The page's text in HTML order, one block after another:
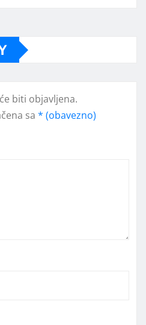
biti objavljena.
sa * (obavezno)